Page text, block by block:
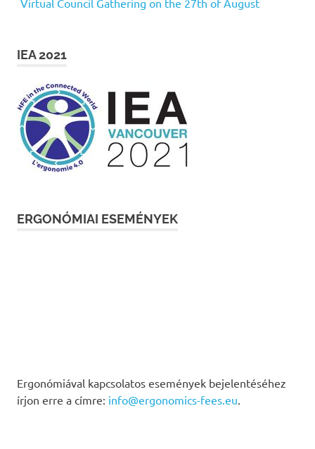
IEA 2021
ERGONÓMIAI ESEMÉNYEK
Ergonómiával kapcsolatos események bejelentéséhez
írjon erre a címre: info@ergonomics-fees.eu